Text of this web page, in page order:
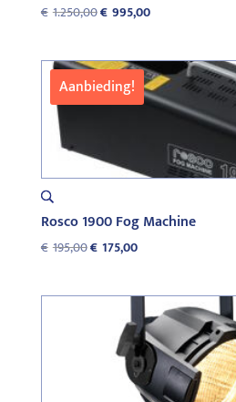
€ 1.250,00Oorspronkelijke
€1.250,00.
€ 995,00Huidige
€995,00.
Aanbieding!
Rosco 1900 Fog Machine
€ 195,00Oorspronkelijke
€ 175,00Huidige
€175,00.